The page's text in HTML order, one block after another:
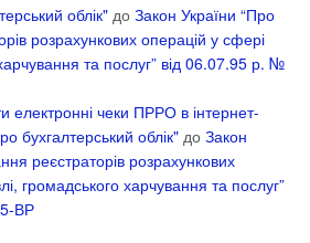
облік" до Закон України “Про
розрахункових операцій у сфері
та послуг” від 06.07.95 р. №
електронні чеки ПРРО в інтернет-
бухгалтерський облік" до Закон
реєстраторів розрахункових
громадського харчування та послуг”
ВР